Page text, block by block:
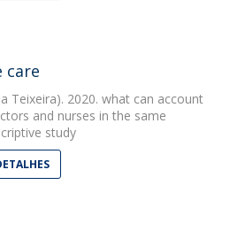
care
Teixeira). 2020. what can account
and nurses in the same
study